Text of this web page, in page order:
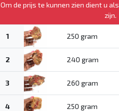
Om de prijs te kunnen zien dient u als
zijn.
1 250 gram
2 240 gram
3 260 gram
4 250 gram